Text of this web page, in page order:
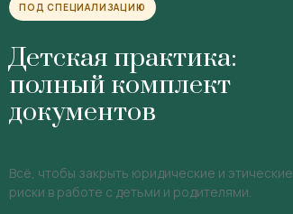
ПОД СПЕЦИАЛИЗАЦИЮ
Детская практика:
полный комплект
документов
Всё, чтобы закрыть юридические и этические
риски в работе с детьми и родителями.